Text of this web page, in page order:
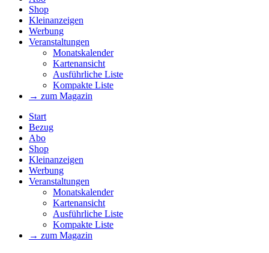
Shop
Kleinanzeigen
Werbung
Veranstaltungen
Monatskalender
Kartenansicht
Ausführliche Liste
Kompakte Liste
→ zum Magazin
Start
Bezug
Abo
Shop
Kleinanzeigen
Werbung
Veranstaltungen
Monatskalender
Kartenansicht
Ausführliche Liste
Kompakte Liste
→ zum Magazin